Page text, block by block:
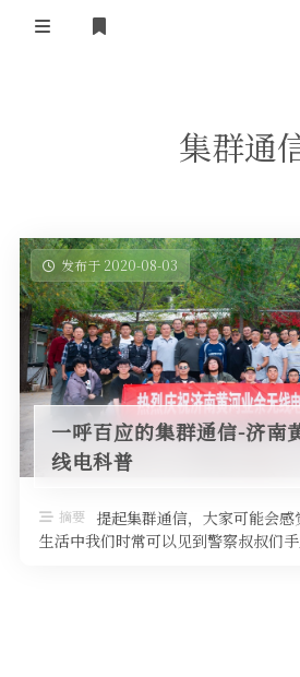
关于黄河
黄河使命
黄河新闻
政策法规
活动竞赛
行业新闻
无线电资料
BA4II
图文教程
视频资料
HAM技巧
软件
器材专区
车载类别
摩托车
编号申请
黄河直播
编号查询
集群通
发布于 2020-08-03
一呼百应的集群通信-济南
线电科普
摘要
提起集群通信，大家可能会
生活中我们时常可以见到警察叔叔们